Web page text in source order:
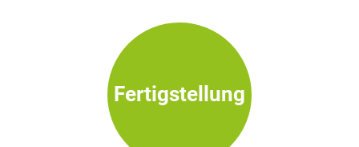
Fertigstellung